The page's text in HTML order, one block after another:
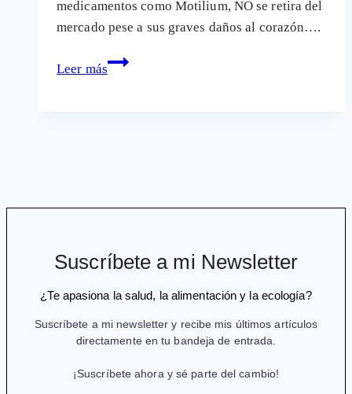
medicamentos como Motilium, NO se retira del
mercado pese a sus graves daños al corazón….
Leer más
Motilium,
y
no
retira
Suscríbete a mi Newsletter
¿Te apasiona la salud, la alimentación y la ecología?
Suscríbete a mi newsletter y recibe mis últimos artículos
directamente en tu bandeja de entrada.
¡Suscríbete ahora y sé parte del cambio!